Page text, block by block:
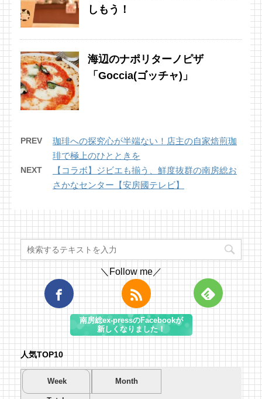
しもう！
海辺のナポリターノピザ
「Goccia(ゴッチャ)」
PREV
珈琲への探究心が半端ない！店主の自家焙煎珈
琲で極上のひとときを
NEXT
【コラボ】ジビエも揃う、鮮度抜群の南房総お
さかなセンター【安房國テレビ】
＼Follow me／
南房総ex-pressのFacebookが
新しくなりました！
人気TOP10
Week Month